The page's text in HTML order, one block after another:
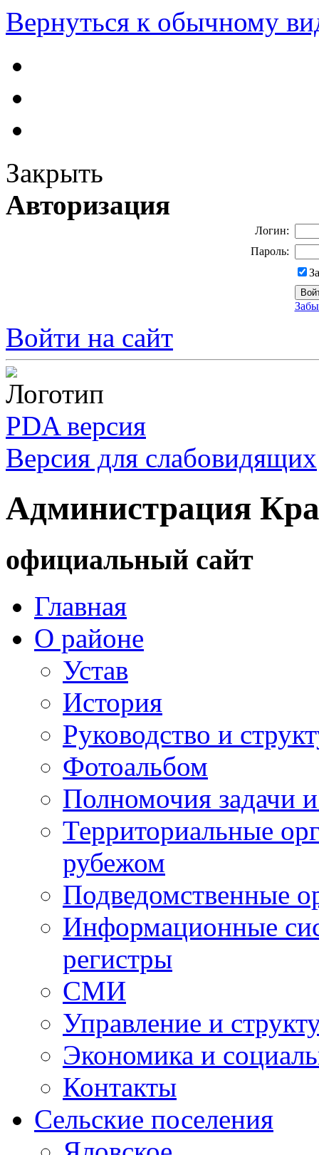
Вернуться к обычному
Закрыть
Авторизация
Логин:
Пароль:
Войти на сайт
PDA версия
Версия для слабовидящих
Администрация
официальный сайт
Главная
О районе
Устав
История
Руководство и
Фотоальбом
Полномочия задачи
Территориальные
рубежом
Подведомственные
Информационные
регистры
СМИ
Управление и
Экономика и
Контакты
Сельские поселения